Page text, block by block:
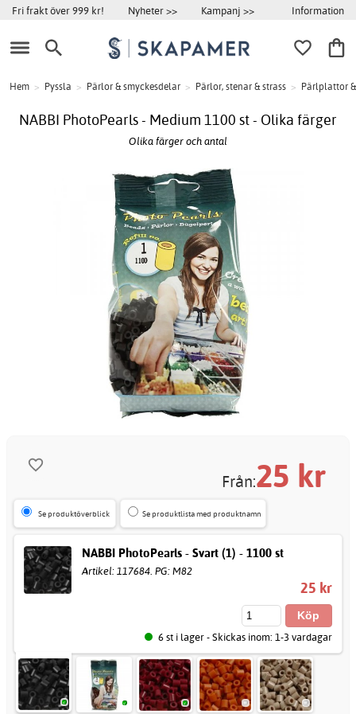
Fri frakt över 999 kr! Nyheter >> Kampanj >> Information
Hem > Pyssla > Pärlor & smyckesdelar > Pärlor, stenar & strass > Pärlplattor
NABBI PhotoPearls - Medium 1100 st - Olika färger
Olika färger och antal
Från:25 kr
Se produktöverblick Se produktlista med produktnamn
NABBI PhotoPearls - Svart (1) - 1100 st
Artikel: 117684. PG: M82
25 kr
6 st i lager - Skickas inom: 1-3 vardagar